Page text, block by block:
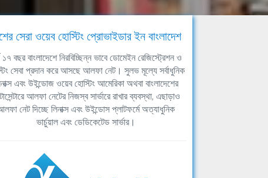
সেরা ওয়েব হোস্টিং প্রোভাইডার ইন বাংলাদেশ
১৭ বছর বাংলাদেশে নিরবিচ্ছিন্ন ভাবে ডোমেইন রেজিস্ট্রেশন ও
সেবা প্রদান করে আসছে আলফা নেট। সুলভ মূল্যে সর্বাধুনিক
এবং উইন্ডোজ ওয়েব হোস্টিং আমেরিকা অথবা বাংলাদেশের
আলফা নেটের নিজস্ব সার্ভারে রাখার ব্যবস্থা, এছাড়াও
নেট দিচ্ছে লিনাক্স এবং উইন্ডোস প্লাটফর্মে অত্যাধুনিক
ভার্চুয়াল এবং ডেডিকেটেড সার্ভার।